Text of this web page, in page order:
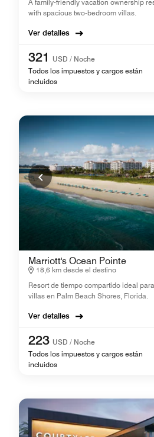
A family-friendly vacation ownership
with spacious two-bedroom villas.
Ver detalles
321
USD / Noche
Todos los impuestos y cargos están
incluidos
Marriott's Ocean Pointe
18,6 km desde el destino
Resort de tiempo compartido ideal
villas en Palm Beach Shores, Florida.
Ver detalles
223 USD / Noche
Todos los impuestos y cargos están
incluidos